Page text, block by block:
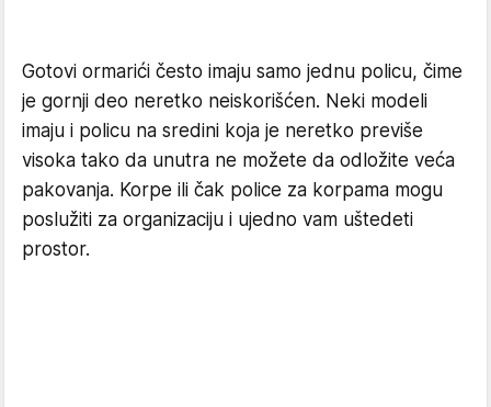
Gotovi ormarići često imaju samo jednu policu, čime
je gornji deo neretko neiskorišćen. Neki modeli
imaju i policu na sredini koja je neretko previše
visoka tako da unutra ne možete da odložite veća
pakovanja. Korpe ili čak police za korpama mogu
poslužiti za organizaciju i ujedno vam uštedeti
prostor.